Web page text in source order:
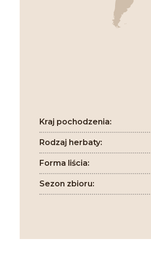
Kraj pochodzenia:
Rodzaj herbaty:
Forma liścia:
Sezon zbioru: